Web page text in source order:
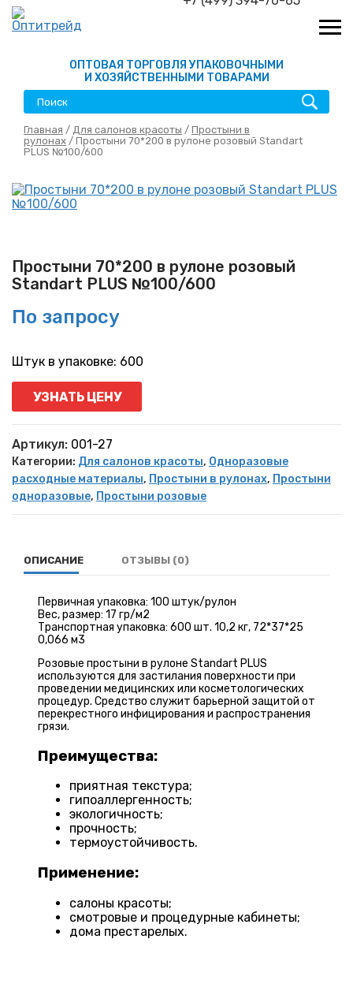
ОПТОВАЯ ТОРГОВЛЯ УПАКОВОЧНЫМИ
И ХОЗЯЙСТВЕННЫМИ ТОВАРАМИ
Главная / Для салонов красоты / Простыни в
рулонах / Простыни 70*200 в рулоне розовый Standart
PLUS №100/600
Простыни 70*200 в рулоне розовый
Standart PLUS №100/600
По запросу
Штук в упаковке: 600
УЗНАТЬ ЦЕНУ
Артикул: 001-27
Категории: Для салонов красоты, Одноразовые
расходные материалы, Простыни в рулонах, Простыни
одноразовые, Простыни розовые
ОПИСАНИЕ ОТЗЫВЫ (0)
Первичная упаковка: 100 штук/рулон
Вес, размер: 17 гр/м2
Транспортная упаковка: 600 шт. 10,2 кг, 72*37*25
0,066 м3
Розовые простыни в рулоне Standart PLUS
используются для застилания поверхности при
проведении медицинских или косметологических
процедур. Средство служит барьерной защитой от
перекрестного инфицирования и распространения
грязи.
Преимущества:
приятная текстура;
гипоаллергенность;
экологичность;
прочность;
термоустойчивость.
Применение:
салоны красоты;
смотровые и процедурные кабинеты;
дома престарелых.